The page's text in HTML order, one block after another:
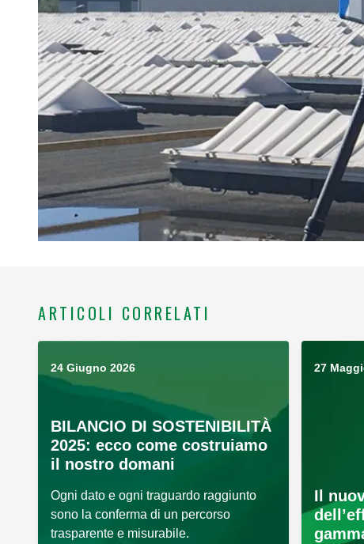
ARTICOLI CORRELATI
24 Giugno 2026
BILANCIO DI SOSTENIBILITÀ
2025: ecco come costruiamo
il nostro domani
Ogni dato e ogni traguardo raggiunto
sono la conferma di un percorso
trasparente e misurabile.
27
Il